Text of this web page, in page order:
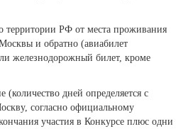
территории РФ от места проживания
и обратно (авиабилет
железнодорожный билет, кроме
дней определяется с
согласно официальному
участия в Конкурсе плюс одни